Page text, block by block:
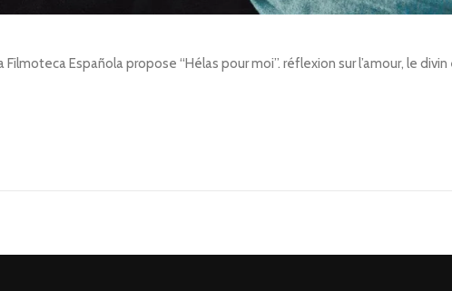
Española propose “Hélas pour moi”. réflexion sur l’amour, le